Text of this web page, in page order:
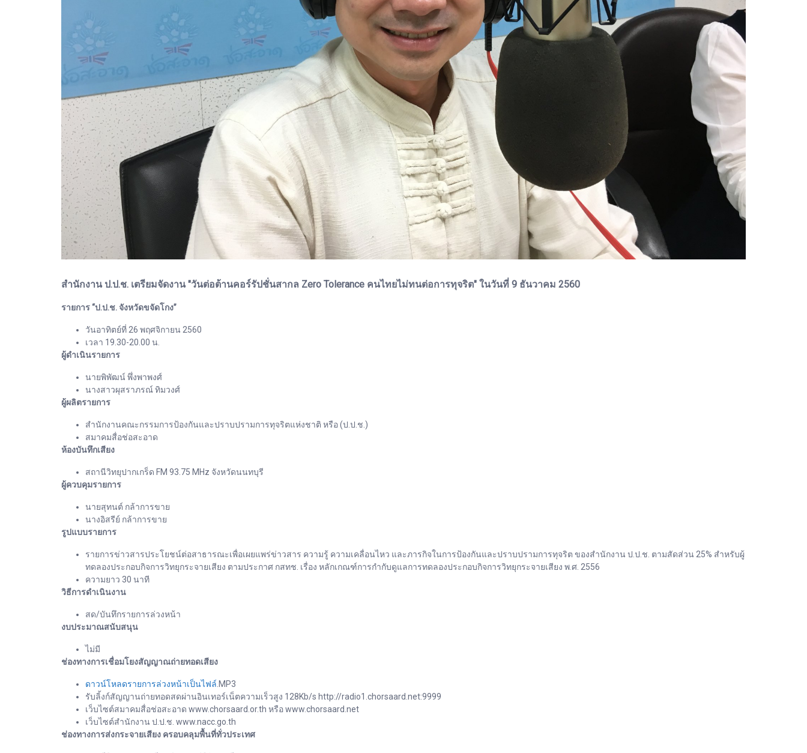
สำนักงาน ป.ป.ช. เตรียมจัดงาน "วันต่อต้านคอร์รัปชั่นสากล Zero Tolerance คนไทยไม่ทนต่อการทุจริต" ในวันที่ 9 ธันวาคม 2560
รายการ “ป.ป.ช. จังหวัดขจัดโกง”
วันอาทิตย์ที่ 26 พฤศจิกายน 2560
เวลา 19.30-20.00 น.
ผู้ดำเนินรายการ
นายพิพัฒน์ พึ่งพาพงศ์
นางสาวผุสราภรณ์ ทิมวงศ์
ผู้ผลิตรายการ
สำนักงานคณะกรรมการป้องกันและปราบปรามการทุจริตแห่งชาติ หรือ (ป.ป.ช.)
สมาคมสื่อช่อสะอาด
ห้องบันทึกเสียง
สถานีวิทยุปากเกร็ด FM 93.75 MHz จังหวัดนนทบุรี
ผู้ควบคุมรายการ
นายสุทนต์ กล้าการขาย
นางอิสรีย์ กล้าการขาย
รูปแบบรายการ
รายการข่าวสารประโยชน์ต่อสาธารณะเพื่อเผยแพร่ข่าวสาร ความรู้ ความเคลื่อนไหว และภารกิจในการป้องกันและปราบปรามการทุจริต ของสำนักงาน ป.ป.ช. ตามสัดส่วน 25% สำหรับผู้
ทดลองประกอบกิจการวิทยุกระจายเสียง ตามประกาศ กสทช. เรื่อง หลักเกณฑ์การกำกับดูแลการทดลองประกอบกิจการวิทยุกระจายเสียง พ.ศ. 2556
ความยาว 30 นาที
วิธีการดำเนินงาน
สด/บันทึกรายการล่วงหน้า
งบประมาณสนับสนุน
ไม่มี
ช่องทางการเชื่อมโยงสัญญาณถ่ายทอดเสียง
ดาวน์โหลดรายการล่วงหน้าเป็นไฟล์ .MP3
รับลิ้งก์สัญญานถ่ายทอดสดผ่านอินเทอร์เน็ตความเร็วสูง 128Kb/s http://radio1.chorsaard.net:9999
เว็บไซต์สมาคมสื่อช่อสะอาด www.chorsaard.or.th หรือ www.chorsaard.net
เว็บไซต์สำนักงาน ป.ป.ช. www.nacc.go.th
ช่องทางการส่งกระจายเสียง ครอบคลุมพื้นที่ทั่วประเทศ